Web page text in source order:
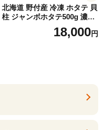
北海道 野付産 冷凍 ホタテ 貝
柱 ジャンボホタテ500g 濃厚
な旨味と甘み （ほたて ホタ
テ 帆立 貝柱 ホタテ貝柱 大玉
18,000円